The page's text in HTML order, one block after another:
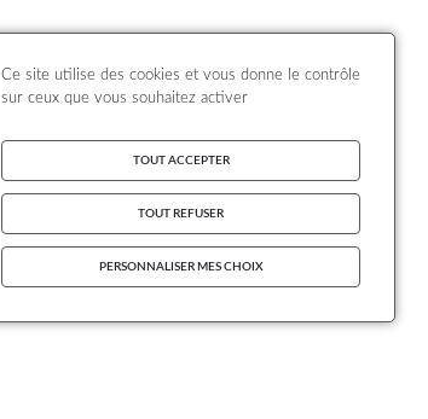
Ce site utilise des cookies et vous donne le contrôle
sur ceux que vous souhaitez activer
TOUT ACCEPTER
TOUT REFUSER
PERSONNALISER MES CHOIX